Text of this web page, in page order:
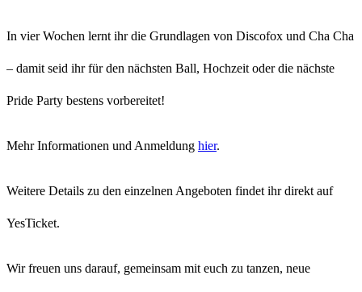
In vier Wochen lernt ihr die Grundlagen von Discofox und Cha Cha
– damit seid ihr für den nächsten Ball, Hochzeit oder die nächste
Pride Party bestens vorbereitet!
Mehr Informationen und Anmeldung hier.
Weitere Details zu den einzelnen Angeboten findet ihr direkt auf
YesTicket.
Wir freuen uns darauf, gemeinsam mit euch zu tanzen, neue